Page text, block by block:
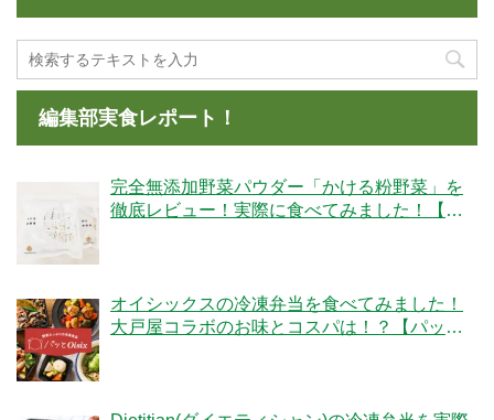
編集部実食レポート！
完全無添加野菜パウダー「かける粉野菜」を
徹底レビュー！実際に食べてみました！【ベ
オイシックスの冷凍弁当を食べてみました！
大戸屋コラボのお味とコスパは！？【パッと